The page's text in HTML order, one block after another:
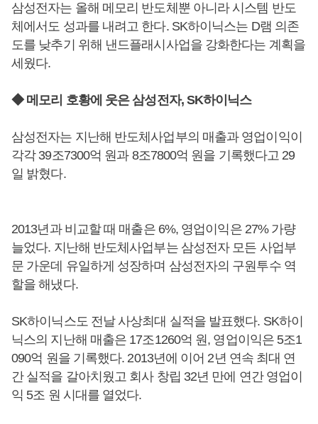
삼성전자는 올해 메모리 반도체뿐 아니라 시스템 반도
체에서도 성과를 내려고 한다. SK하이닉스는 D램 의존
도를 낮추기 위해 낸드플래시사업을 강화한다는 계획을
세웠다.
◆ 메모리 호황에 웃은 삼성전자, SK하이닉스
삼성전자는 지난해 반도체사업부의 매출과 영업이익이
각각 39조7300억 원과 8조7800억 원을 기록했다고 29
일 밝혔다.
2013년과 비교할 때 매출은 6%, 영업이익은 27% 가량
늘었다. 지난해 반도체사업부는 삼성전자 모든 사업부
문 가운데 유일하게 성장하며 삼성전자의 구원투수 역
할을 해냈다.
SK하이닉스도 전날 사상최대 실적을 발표했다. SK하이
닉스의 지난해 매출은 17조1260억 원, 영업이익은 5조1
090억 원을 기록했다. 2013년에 이어 2년 연속 최대 연
간 실적을 갈아치웠고 회사 창립 32년 만에 연간 영업이
익 5조 원 시대를 열었다.